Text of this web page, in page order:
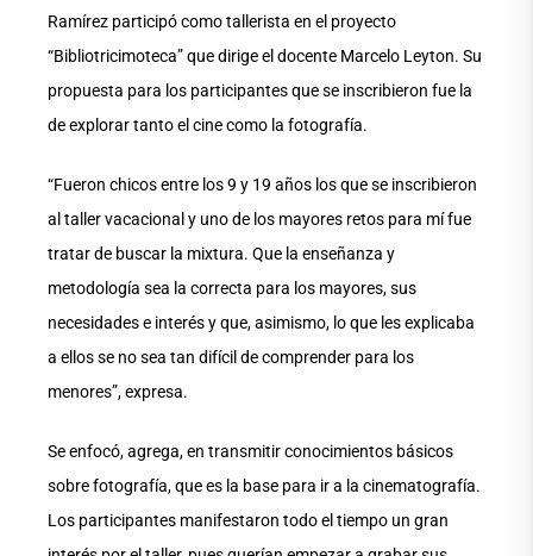
Ramírez participó como tallerista en el proyecto
“Bibliotricimoteca” que dirige el docente Marcelo Leyton. Su
propuesta para los participantes que se inscribieron fue la
de explorar tanto el cine como la fotografía.
“Fueron chicos entre los 9 y 19 años los que se inscribieron
al taller vacacional y uno de los mayores retos para mí fue
tratar de buscar la mixtura. Que la enseñanza y
metodología sea la correcta para los mayores, sus
necesidades e interés y que, asimismo, lo que les explicaba
a ellos se no sea tan difícil de comprender para los
menores”, expresa.
Se enfocó, agrega, en transmitir conocimientos básicos
sobre fotografía, que es la base para ir a la cinematografía.
Los participantes manifestaron todo el tiempo un gran